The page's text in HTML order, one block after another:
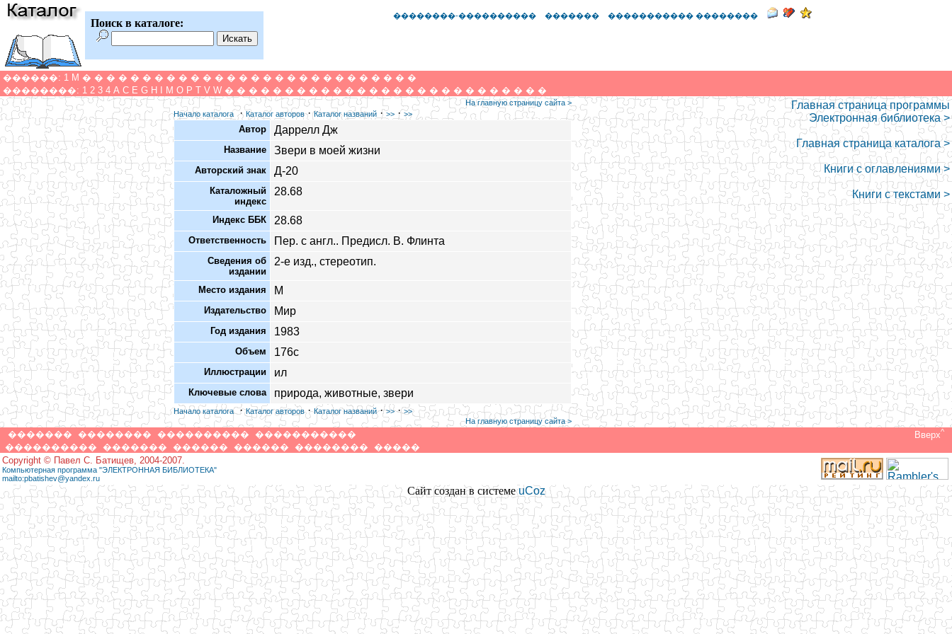
Поиск в каталоге:
��������-���������� ������� ����������� ��������
������: 1 M � � � � � � � � � � � � � � � � � � � � � � � � � � � �
��������: 1 2 3 4 A C E G H M O P T V W � � � � � � � � � � � � � � � � � � � � � � � � � � �
На главную страницу сайта >
Начало каталога·Каталог авторов·Каталог названий ·>> ·>>
Автор Даррелл Дж
Название Звери в моей жизни
Авторский знак Д-20
Каталожный
индекс
28.68
Индекс ББК 28.68
Ответственность Пер. с англ.. Предисл. В. Флинта
Сведения об
издании
2-е изд., стереотип.
Место издания М
Издательство Мир
Год издания 1983
Объем 176с
Иллюстрации ил
Ключевые слова природа, животные, звери
Начало каталога·Каталог авторов·Каталог названий·>>·>>
На главную страницу сайта >
Главная страница программы
Электронная библиотека >
Главная страница каталога >
Книги с оглавлениями >
Книги с текстами >
������� �������� ���������� �����������
���������� ������� ������ ������ �������� �����
Вверх^
Copyright © Павел С. Батищев, 2004-2007.
Компьютерная программа "ЭЛЕКТРОННАЯ БИБЛИОТЕКА"
mailto:pbatishev@yandex.ru
Сайт создан в системеuCoz